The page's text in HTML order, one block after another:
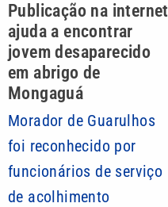
Publicação na internet
ajuda a encontrar
jovem desaparecido
em abrigo de
Mongaguá
Morador de Guarulhos
foi reconhecido por
funcionários de serviço
de acolhimento